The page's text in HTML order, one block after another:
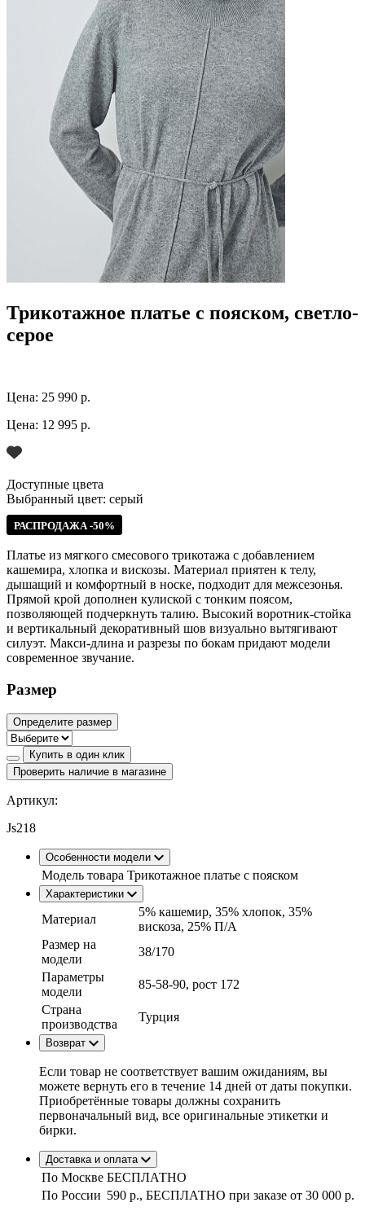
Трикотажное платье с пояском, светло-
серое
Цена: 25 990 р.
Цена: 12 995 р.
Доступные цвета
Выбранный цвет: серый
РАСПРОДАЖА -50%
Платье из мягкого смесового трикотажа с добавлением
кашемира, хлопка и вискозы. Материал приятен к телу,
дышащий и комфортный в носке, подходит для межсезонья.
Прямой крой дополнен кулиской с тонким поясом,
позволяющей подчеркнуть талию. Высокий воротник-стойка
и вертикальный декоративный шов визуально вытягивают
силуэт. Макси-длина и разрезы по бокам придают модели
современное звучание.
Размер
Определите размер
Купить в один клик
Проверить наличие в магазине
Артикул:
Js218
Особенности модели
Модель товара Трикотажное платье с пояском
Характеристики
Материал
5% кашемир, 35% хлопок, 35%
вискоза, 25% П/А
Размер на
модели
38/170
Параметры
модели
85-58-90, рост 172
Страна
производства
Турция
Возврат
Если товар не соответствует вашим ожиданиям, вы
можете вернуть его в течение 14 дней от даты покупки.
Приобретённые товары должны сохранить
первоначальный вид, все оригинальные этикетки и
бирки.
Доставка и оплата
По Москве БЕСПЛАТНО
По России 590 р., БЕСПЛАТНО при заказе от 30 000 р.